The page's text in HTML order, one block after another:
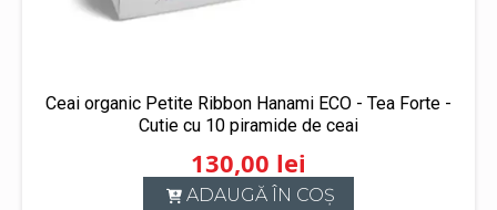
Ceai organic Petite Ribbon Hanami ECO - Tea Forte -
Cutie cu 10 piramide de ceai
130,00 lei
ADAUGĂ ÎN COȘ